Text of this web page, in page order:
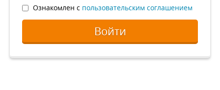
Ознакомлен с пользовательским соглашением
Войти